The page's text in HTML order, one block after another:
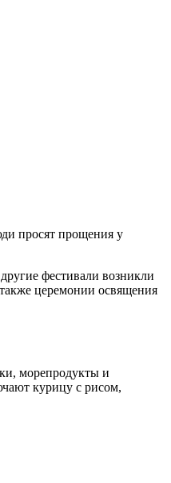
просят прощения у
фестивали возникли
церемонии освящения
морепродукты и
курицу с рисом,